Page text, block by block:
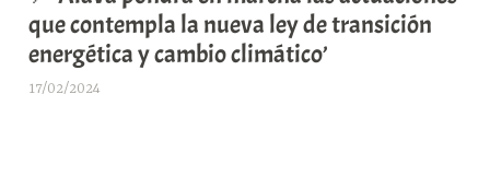
que contempla la nueva ley de transición
energética y cambio climático’
17/02/2024